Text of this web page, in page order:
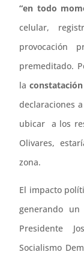
“en todo
celular,
premeditado.
la
declaraciones
ubicar a los
Olivares,
zona.
El impacto
generando
Presidente
Socialismo